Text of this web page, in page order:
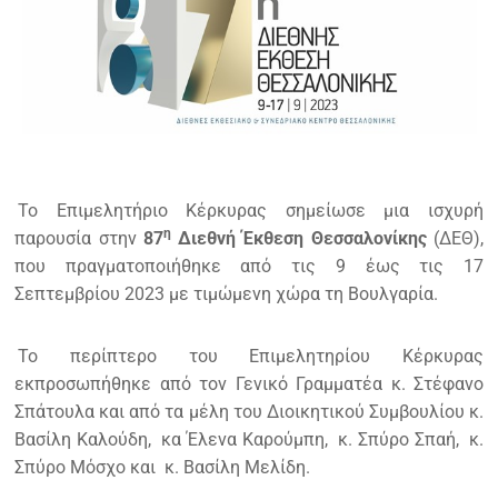
Το Επιμελητήριο Κέρκυρας σημείωσε μια ισχυρή
παρουσία στην 87η Διεθνή Έκθεση Θεσσαλονίκης(ΔΕΘ),
που πραγματοποιήθηκε από τις 9 έως τις 17
Σεπτεμβρίου 2023 με τιμώμενη χώρα τη Βουλγαρία.
Το περίπτερο του Επιμελητηρίου Κέρκυρας
εκπροσωπήθηκε από τον Γενικό Γραμματέα κ. Στέφανο
Σπάτουλα και από τα μέλη του Διοικητικού Συμβουλίου κ.
Βασίλη Καλούδη, κα Έλενα Καρούμπη, κ. Σπύρο Σπαή, κ.
Σπύρο Μόσχο και κ. Βασίλη Μελίδη.